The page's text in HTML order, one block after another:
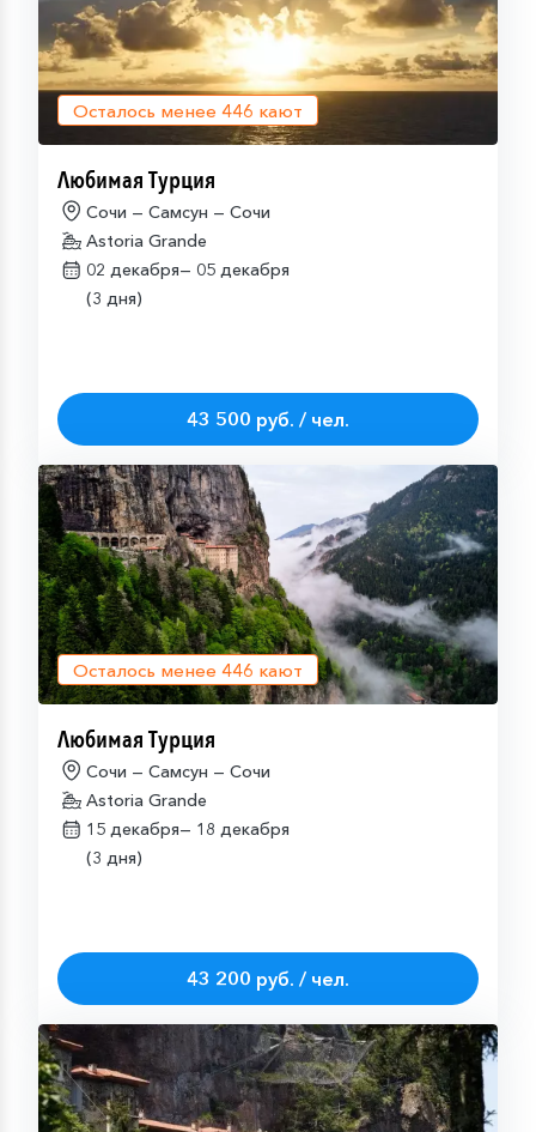
Осталось менее 446 кают
Любимая Турция
Сочи — Самсун — Сочи
Astoria Grande
02 декабря— 05 декабря
(3 дня)
43 500 руб. / чел.
Осталось менее 446 кают
Любимая Турция
Сочи — Самсун — Сочи
Astoria Grande
15 декабря— 18 декабря
(3 дня)
43 200 руб. / чел.